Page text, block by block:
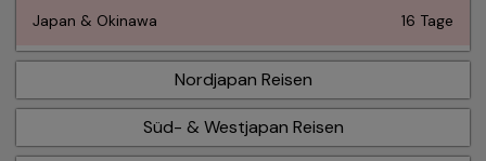
Japan & Okinawa
16 Tage
Nordjapan Reisen
Süd- & Westjapan Reisen